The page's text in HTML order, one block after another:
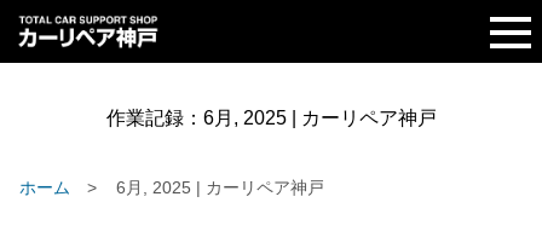
作業記録： 6月, 2025 | カーリペア神戸
ホーム 6月, 2025 | カーリペア神戸